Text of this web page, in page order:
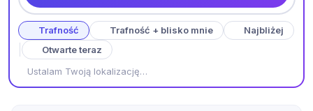
Trafność Trafność + blisko mnie
Najbliżej
Otwarte teraz
Ustalam Twoją lokalizację…